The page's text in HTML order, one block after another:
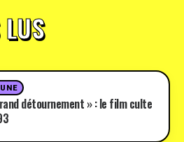
détournement » : le film culte